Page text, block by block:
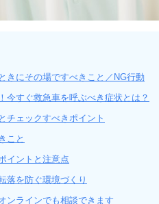
きにその場ですべきこと／NG行動
今すぐ救急車を呼ぶべき症状とは？
チェックすべきポイント
こと
イントと注意点
落を防ぐ環境づくり
ンラインでも相談できます